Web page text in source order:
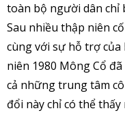
toàn bộ người dân chỉ
Sau nhiều thập niên
cùng với sự hỗ trợ của
niên 1980 Mông Cổ
cả những trung tâm
đổi này chỉ có thể